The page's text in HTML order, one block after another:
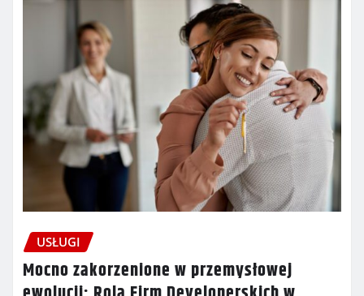
USŁUGI
Mocno zakorzenione w przemysłowej